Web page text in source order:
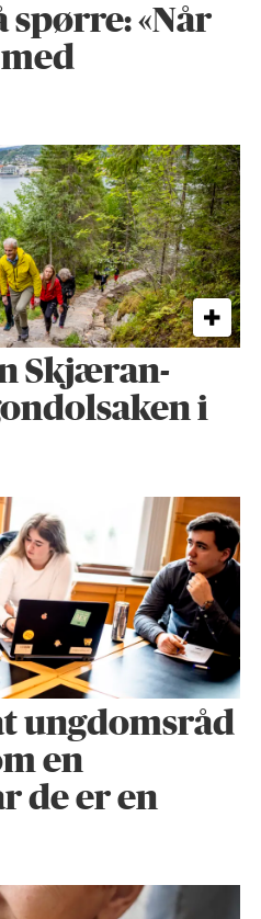
spørre: «Når
Skjæran-
i
ungdomsråd
en
de er en